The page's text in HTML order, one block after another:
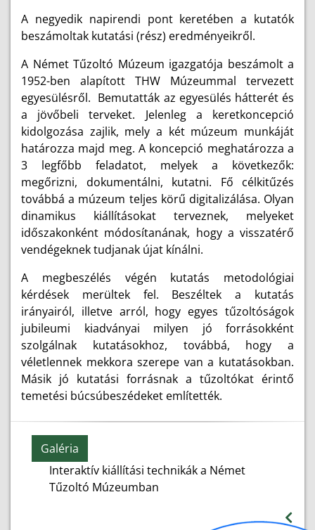
A negyedik napirendi pont keretében a kutatók
beszámoltak kutatási (rész) eredményeikről.
A Német Tűzoltó Múzeum igazgatója beszámolt a
1952-ben alapított THW Múzeummal tervezett
egyesülésről. Bemutatták az egyesülés hátterét és
a jövőbeli terveket. Jelenleg a keretkoncepció
kidolgozása zajlik, mely a két múzeum munkáját
határozza majd meg. A koncepció meghatározza a
3 legfőbb feladatot, melyek a következők:
megőrizni, dokumentálni, kutatni. Fő célkitűzés
továbbá a múzeum teljes körű digitalizálása. Olyan
dinamikus kiállításokat terveznek, melyeket
időszakonként módosítanának, hogy a visszatérő
vendégeknek tudjanak újat kínálni.
A megbeszélés végén kutatás metodológiai
kérdések merültek fel. Beszéltek a kutatás
irányairól, illetve arról, hogy egyes tűzoltóságok
jubileumi kiadványai milyen jó forrásokként
szolgálnak kutatásokhoz, továbbá, hogy a
véletlennek mekkora szerepe van a kutatásokban.
Másik jó kutatási forrásnak a tűzoltókat érintő
temetési búcsúbeszédeket említették.
Galéria
Interaktív kiállítási technikák a Német
Tűzoltó Múzeumban